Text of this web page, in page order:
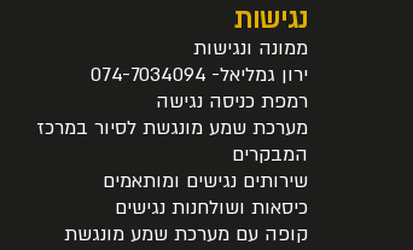
נגישות
ממונה ונגישות
ירון גמליאל- 074-7034094
רמפת כניסה נגישה
מערכת שמע מונגשת לסיור במרכז
המבקרים
שירותים נגישים ומותאמים
כיסאות ושולחנות נגישים
קופה עם מערכת שמע מונגשת